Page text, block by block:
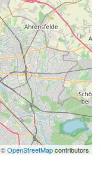
©OpenStreetMapcontributors